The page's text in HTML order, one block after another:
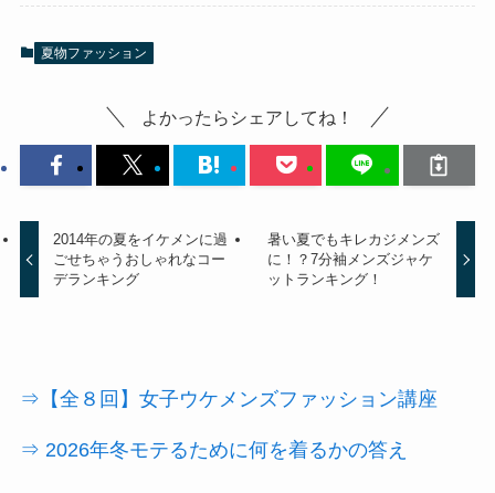
夏物ファッション
よかったらシェアしてね！
2014年の夏をイケメンに過
ごせちゃうおしゃれなコー
デランキング
暑い夏でもキレカジメンズ
に！？7分袖メンズジャケ
ットランキング！
⇒【全８回】女子ウケメンズファッション講座
⇒ 2026年冬モテるために何を着るかの答え